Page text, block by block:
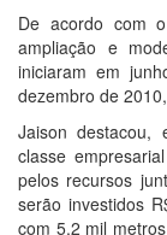
De acordo com
ampliação e
iniciaram em
dezembro de
Jaison destacou,
classe
pelos recursos
serão investidos
com 5,2 mil